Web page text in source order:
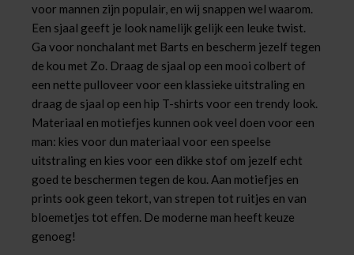
voor mannen zijn populair, en wij snappen wel waarom.
Een sjaal geeft je look namelijk gelijk een leuke twist.
Ga voor nonchalant met Barts en bescherm jezelf tegen
de kou met Zo. Draag de sjaal op een mooi colbert of
een nette pulloveer voor een klassieke uitstraling en
draag de sjaal op een hip T-shirts voor een trendy look.
Materiaal en motiefjes kunnen ook veel doen voor een
man: kies voor dun materiaal voor een speelse
uitstraling en kies voor een dikke stof om jezelf echt
goed te beschermen tegen de kou. Aan motiefjes en
prints ook geen tekort, van strepen tot ruitjes en van
bloemetjes tot effen. De moderne man heeft keuze
genoeg!